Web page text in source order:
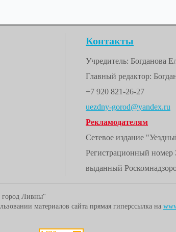
Контакты
Учредитель: Богданова
Главный редактор:
+7 920 821-26-27
uezdny-gorod@yandex.ru
Рекламодателям
Сетевое издание
Регистрационный
выданный
город Ливны"
материалов сайта прямая гиперссылка на